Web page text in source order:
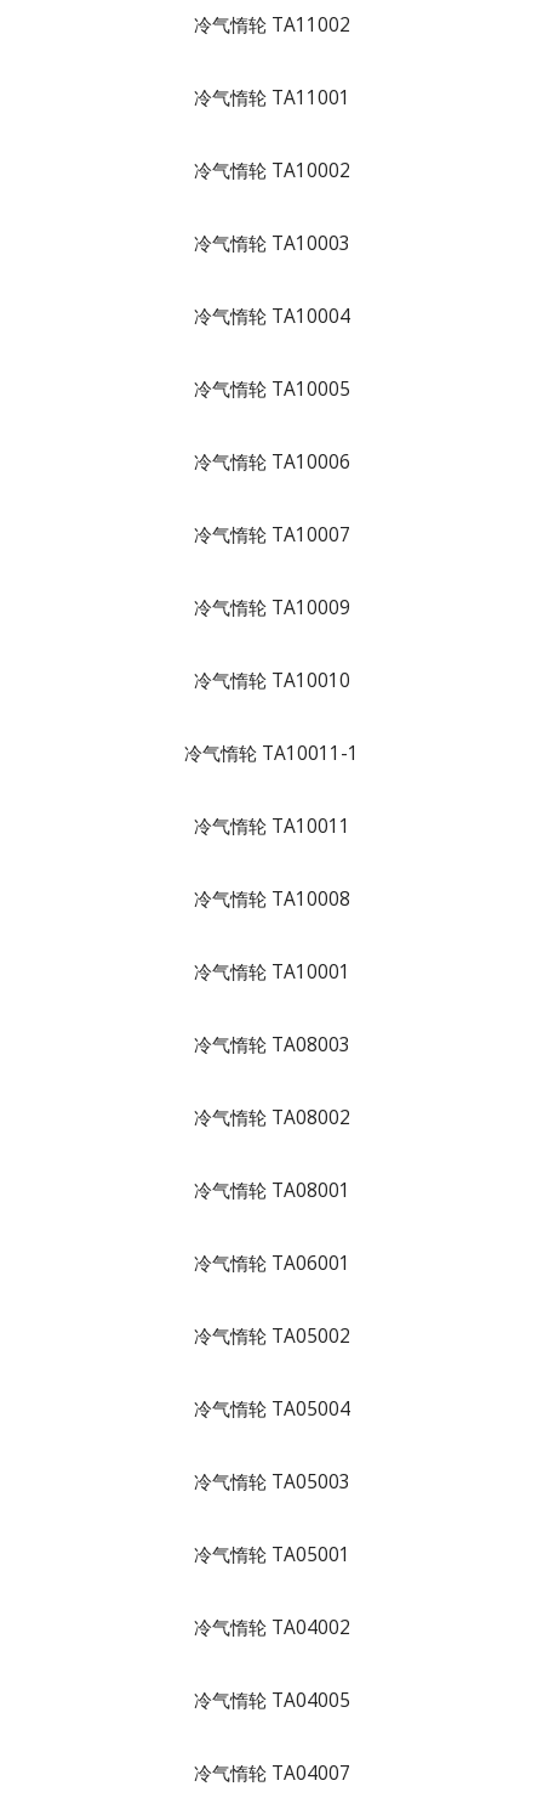
冷气惰轮 TA11002
冷气惰轮 TA11001
冷气惰轮 TA10002
冷气惰轮 TA10003
冷气惰轮 TA10004
冷气惰轮 TA10005
冷气惰轮 TA10006
冷气惰轮 TA10007
冷气惰轮 TA10009
冷气惰轮 TA10010
冷气惰轮 TA10011-1
冷气惰轮 TA10011
冷气惰轮 TA10008
冷气惰轮 TA10001
冷气惰轮 TA08003
冷气惰轮 TA08002
冷气惰轮 TA08001
冷气惰轮 TA06001
冷气惰轮 TA05002
冷气惰轮 TA05004
冷气惰轮 TA05003
冷气惰轮 TA05001
冷气惰轮 TA04002
冷气惰轮 TA04005
冷气惰轮 TA04007